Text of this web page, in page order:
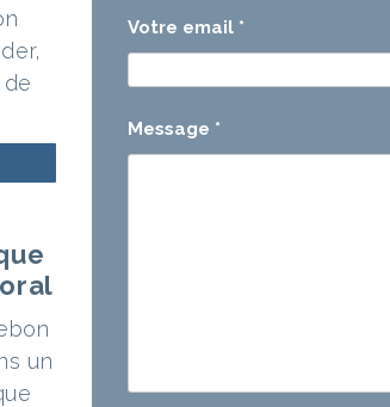
un
Votre email *
Message *